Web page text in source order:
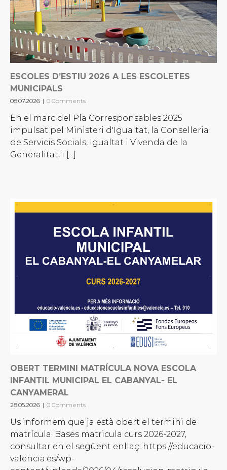
ESCOLES D’ESTIU 2026 A LES ESCOLETES
MUNICIPALS
08.07.2026 | 0 Comments
En el marc del Pla Corresponsables 2025
impulsat pel Ministeri d'Igualtat, la Conselleria
de Servicis Socials, Igualtat i Vivenda de la
Generalitat, i [...]
OBERT TERMINI MATRÍCULA NOVA ESCOLA
INFANTIL MUNICIPAL EL CABANYAL- EL
CANYAMERAL
28.05.2026 | 0 Comments
Us informem que ja està obert el termini de
matrícula. Bases matricula curs 2026-2027,
consultar en el següent enllaç: https://educacio-
valencia.es/wp-